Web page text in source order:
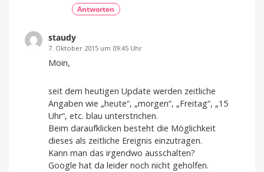
Antworten
staudy
7. Oktober 2015 um 09:45 Uhr
Moin,
seit dem heutigen Update werden zeitliche
Angaben wie „heute“, „morgen“, „Freitag“, „15
Uhr“, etc. blau unterstrichen.
Beim daraufklicken besteht die Möglichkeit
dieses als zeitliche Ereignis einzutragen.
Kann man das irgendwo ausschalten?
Google hat da leider noch nicht geholfen.